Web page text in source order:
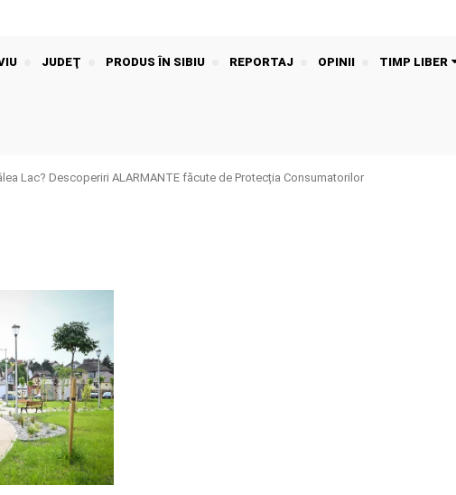
JUDEŢ PRODUS ÎN SIBIU REPORTAJ OPINII TIMP LIBER
Lac? Descoperiri ALARMANTE făcute de Protecția Consumatorilor